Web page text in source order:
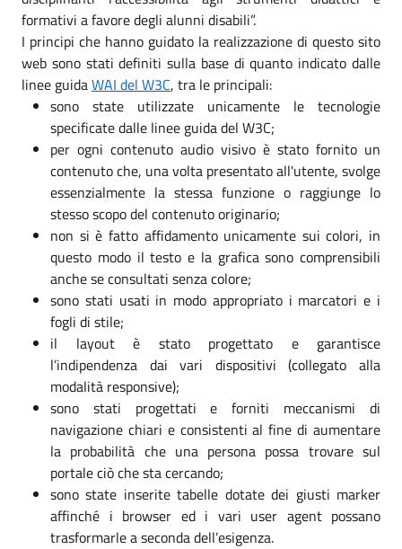
formativi a favore degli alunni disabili”.
I principi che hanno guidato la realizzazione di questo sito
web sono stati definiti sulla base di quanto indicato dalle
linee guidaWAI del W3C, tra le principali:
sono state utilizzate unicamente le tecnologie
specificate dalle linee guida del W3C;
per ogni contenuto audio visivo è stato fornito un
contenuto che, una volta presentato all'utente, svolge
essenzialmente la stessa funzione o raggiunge lo
stesso scopo del contenuto originario;
non si è fatto affidamento unicamente sui colori, in
questo modo il testo e la grafica sono comprensibili
anche se consultati senza colore;
sono stati usati in modo appropriato i marcatori e i
fogli di stile;
il layout è stato progettato e garantisce
l’indipendenza dai vari dispositivi (collegato alla
modalità responsive);
sono stati progettati e forniti meccanismi di
navigazione chiari e consistenti al fine di aumentare
la probabilità che una persona possa trovare sul
portale ciò che sta cercando;
sono state inserite tabelle dotate dei giusti marker
affinché i browser ed i vari user agent possano
trasformarle a seconda dell’esigenza.